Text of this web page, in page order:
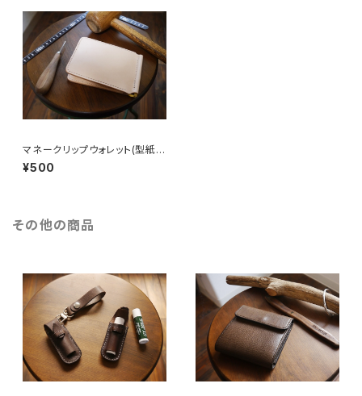
マネークリップウォレット(型紙P
DFファイル)
¥500
その他の商品